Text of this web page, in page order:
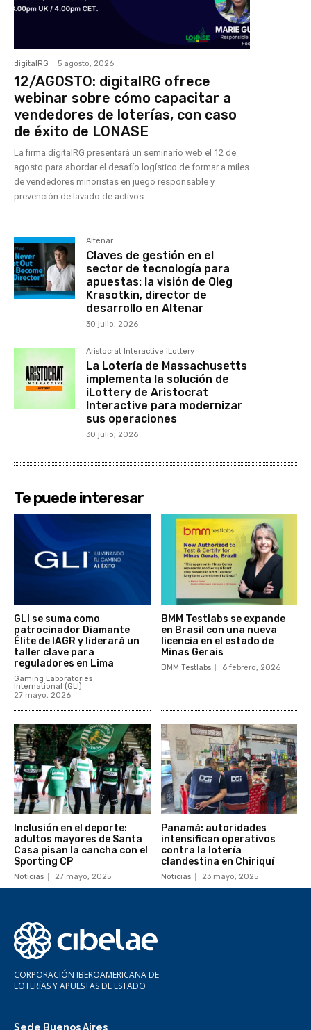
digitalRG 5 agosto, 2026
12/AGOSTO: digitalRG ofrece
webinar sobre cómo capacitar a
vendedores de loterías, con caso
de éxito de LONASE
La firma digitalRG presentará un seminario web el 12 de
agosto para abordar el desafío logístico de formar a miles
de vendedores minoristas en juego responsable y
prevención de lavado de activos.
Altenar
Claves de gestión en el
sector de tecnología para
apuestas: la visión de Oleg
Krasotkin, director de
desarrollo en Altenar
30 julio, 2026
Aristocrat Interactive iLottery
La Lotería de Massachusetts
implementa la solución de
iLottery de Aristocrat
Interactive para modernizar
sus operaciones
30 julio, 2026
Te puede interesar
GLI se suma como
patrocinador Diamante
Élite de IAGR y liderará un
taller clave para
reguladores en Lima
Gaming Laboratories
International (GLI)
27 mayo, 2026
BMM Testlabs se expande
en Brasil con una nueva
licencia en el estado de
Minas Gerais
BMM Testlabs 6 febrero, 2026
Inclusión en el deporte:
adultos mayores de Santa
Casa pisan la cancha con el
Sporting CP
Noticias 27 mayo, 2025
Panamá: autoridades
intensifican operativos
contra la lotería
clandestina en Chiriquí
Noticias 23 mayo, 2025
CORPORACIÓN IBEROAMERICANA DE
LOTERÍAS Y APUESTAS DE ESTADO
Sede Buenos Aires